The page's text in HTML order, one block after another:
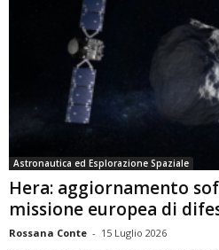
Astronautica ed Esplorazione Spaziale
Hera: aggiornamento
missione europea di
Rossana Conte - 15 Luglio 2026